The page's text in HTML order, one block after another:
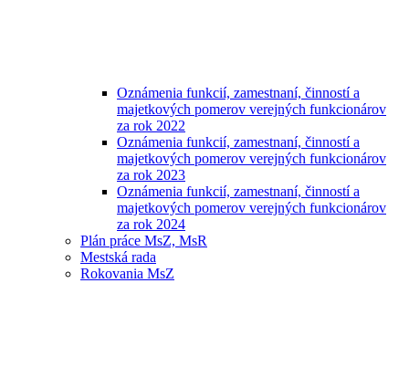
Oznámenia funkcií, zamestnaní, činností a
majetkových pomerov verejných funkcionárov
za rok 2022
Oznámenia funkcií, zamestnaní, činností a
majetkových pomerov verejných funkcionárov
za rok 2023
Oznámenia funkcií, zamestnaní, činností a
majetkových pomerov verejných funkcionárov
za rok 2024
Plán práce MsZ, MsR
Mestská rada
Rokovania MsZ